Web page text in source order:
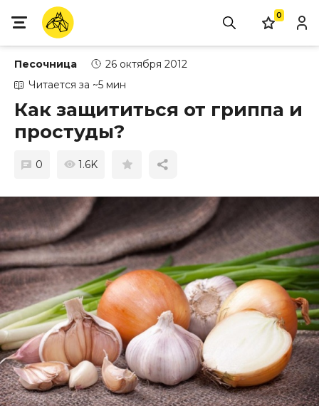
0
Песочница
26 октября 2012
Читается за ~5 мин
Как защититься от гриппа и
простуды?
0 1.6K